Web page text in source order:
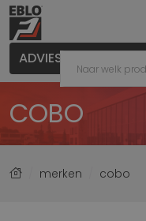
ADVIES AANVRAGEN
COBO
merken cobo